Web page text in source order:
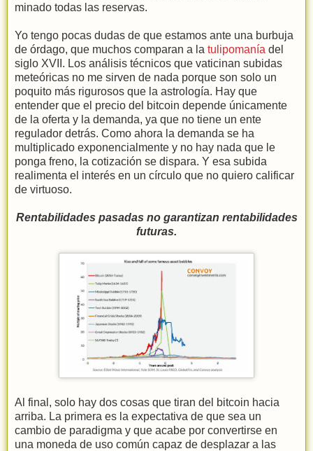
minado todas las reservas.
Yo tengo pocas dudas de que estamos ante una burbuja
de órdago, que muchos comparan a la tulipomanía del
siglo XVII. Los análisis técnicos que vaticinan subidas
meteóricas no me sirven de nada porque son solo un
poquito más rigurosos que la astrología. Hay que
entender que el precio del bitcoin depende únicamente
de la oferta y la demanda, ya que no tiene un ente
regulador detrás. Como ahora la demanda se ha
multiplicado exponencialmente y no hay nada que le
ponga freno, la cotización se dispara. Y esa subida
realimenta el interés en un círculo que no quiero calificar
de virtuoso.
Rentabilidades pasadas no garantizan rentabilidades
futuras.
Al final, solo hay dos cosas que tiran del bitcoin hacia
arriba. La primera es la expectativa de que sea un
cambio de paradigma y que acabe por convertirse en
una moneda de uso común capaz de desplazar a las